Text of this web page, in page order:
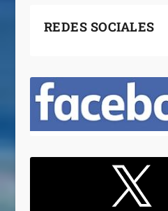
REDES SOCIALES